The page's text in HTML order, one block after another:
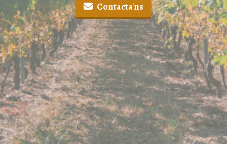
Contacta'ns